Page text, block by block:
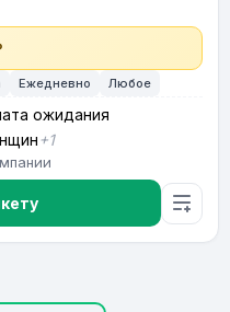
Ежедневно Любое
ожидания
+1